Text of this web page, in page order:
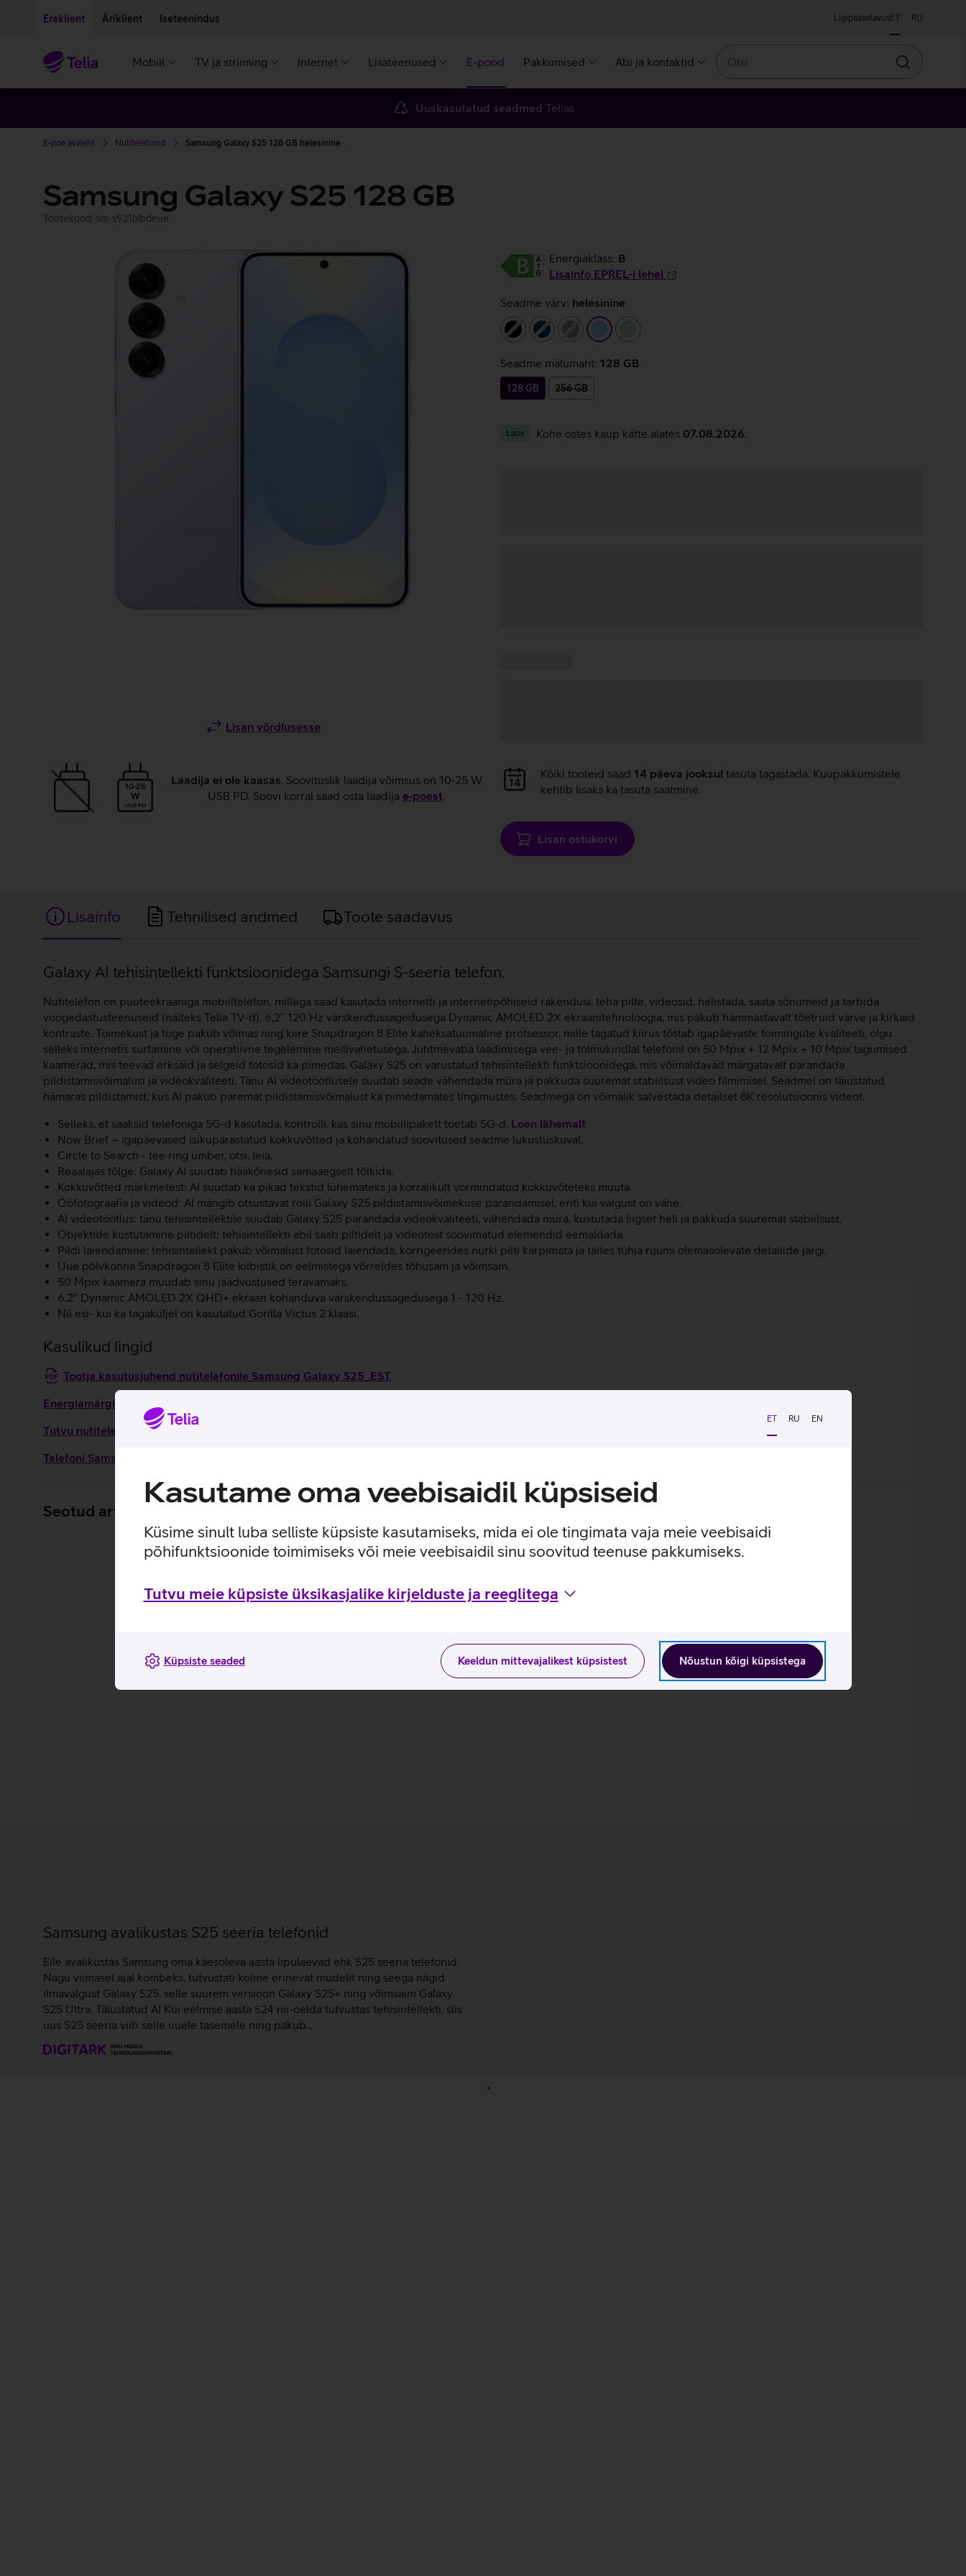
ET RU EN
Kasutame oma veebisaidil küpsiseid
Küsime sinult luba selliste küpsiste kasutamiseks, mida ei ole tingimata vaja meie veebisaidi
põhifunktsioonide toimimiseks või meie veebisaidil sinu soovitud teenuse pakkumiseks.
Tutvu meie küpsiste üksikasjalike kirjelduste ja reeglitega
Nõustun kõigi küpsistega
Keeldun mittevajalikest küpsistest
Küpsiste seaded
Eraklient Äriklient Iseteenindus LigipääsetavusET RU
Mobiil TV ja striiming Internet Lisateenused E-pood Pakkumised Abi ja kontaktid
Otsin
Uuskasutatud seadmed Telias
E-poe avaleht Nutitelefonid Samsung Galaxy S25 128 GB helesinine
Samsung Galaxy S25 128 GB
Tootekood: sm-s931blbdeue
Lisan võrdlusesse
10-25
W
USB PD
Laadija ei ole kaasas. Soovituslik laadija võimsus on 10-25 W
USB PD. Soovi korral saad osta laadija e‑poest.
Energiaklass: B
Lisainfo EPREL-i lehel
Seadme värv: helesinine
musttumesinine
hall helesinineheleroheline
Seadme mälumaht: 128 GB
128 GB 256 GB
Laos Kohe ostes kaup kätte alates 07.08.2026
Andmete
laadimine
Kõiki tooteid saad 14 päeva jooksul tasuta tagastada. Kuupakkumistele
kehtib lisaks ka tasuta saatmine.
Lisan ostukorvi
Lisainfo Tehnilised andmed Toote saadavus
Lisainfo
Galaxy AI tehisintellekti funktsioonidega Samsungi S-seeria telefon.
Nutitelefon on puuteekraaniga mobiiltelefon, millega saad kasutada internetti ja internetipõhiseid rakendusi, teha pilte, videosid, helistada, saata sõnumeid ja tarbida
voogedastusteenuseid (näiteks Telia TV-d). 6,2’’ 120 Hz värskendussagedusega Dynamic AMOLED 2X ekraanitehnoloogia, mis pakub hämmastavalt tõetruid värve ja kirkaid
kontraste. Toimekust ja tuge pakub võimas ning kiire Snapdragon 8 Elite kaheksatuumaline protsessor, mille tagatud kiirus tõstab igapäevaste toimingute kvaliteeti, olgu
selleks internetis surfamine või operatiivne tegelemine meilivahetusega. Juhtmevaba laadimisega vee- ja tolmukindlal telefonil on 50 Mpix + 12 Mpix + 10 Mpix tagumised
kaamerad, mis teevad erksaid ja selgeid fotosid ka pimedas. Galaxy S25 on varustatud tehisintellekti funktsioonidega, mis võimaldavad märgatavalt parandada
pildistamisvõimalusi ja videokvaliteeti. Tänu AI videotöötlusele suudab seade vähendada müra ja pakkuda suuremat stabiilsust video filmimisel. Seadmel on täiustatud
hämaras pildistamist, kus AI pakub paremat pildistamisvõimalust ka pimedamates tingimustes. Seadmega on võimalik salvestada detailset 8K resolutsioonis videot.
Selleks, et saaksid telefoniga 5G-d kasutada, kontrolli, kas sinu mobiilipakett toetab 5G-d. Loen lähemalt
Now Brief – igapäevased isikupärastatud kokkuvõtted ja kohandatud soovitused seadme lukustuskuval.
Circle to Search - tee ring ümber, otsi, leia.
Reaalajas tõlge: Galaxy AI suudab hääkõnesid samaaegselt tõlkida.
Kokkuvõtted märkmetest: AI suudab ka pikad tekstid lühemateks ja korralikult vormindatud kokkuvõteteks muuta.
Ööfotograafia ja videod: AI mängib otsustavat rolli Galaxy S25 pildistamisvõimekuse parandamisel, eriti kui valgust on vähe.
AI videotöötlus: tänu tehisintellektile suudab Galaxy S25 parandada videokvaliteeti, vähendada müra, kustutada liigset heli ja pakkuda suuremat stabiilsust.
Objektide kustutamine piltidelt: tehisintellekti abil saab piltidelt ja videotest soovimatud elemendid eemaldada.
Pildi laiendamine: tehisintellekt pakub võimalust fotosid laiendada, korrigeerides nurki pilti kärpimata ja täites tühja ruumi olemasolevate detailide järgi.
Uue põlvkonna Snapdragon 8 Elite kiibistik on eelmistega võrreldes tõhusam ja võimsam.
50 Mpix kaamera muudab sinu jäädvustused teravamaks.
6,2'' Dynamic AMOLED 2X QHD+ ekraan kohanduva värskendussagedusega 1 - 120 Hz.
Nii esi- kui ka tagaküljel on kasutatud Gorilla Victus 2 klaasi.
Kasulikud lingid
Tootja kasutusjuhend nutitelefonile Samsung Galaxy S25_EST
Energiamärgis
Tutvu nutitelefoni Samsung Galaxy S25 omaduste ja kasutusviisidega tootja kodulehel
Telefoni Samsung Galaxy S25 seadistamise juhised
Seotud artiklid ja videod